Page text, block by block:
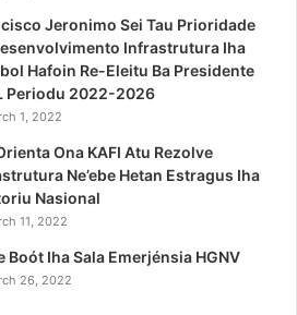
Jeronimo Sei Tau Prioridade
Infrastrutura Iha
Hafoin Re-Eleitu Ba Presidente
Periodu 2022-2026
1, 2022
Ona KAFI Atu Rezolve
Ne’ebe Hetan Estragus Iha
Nasional
11, 2022
Boót Iha Sala Emerjénsia HGNV
26, 2022